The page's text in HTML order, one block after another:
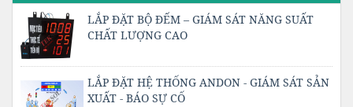
LẮP ĐẶT BỘ ĐẾM – GIÁM SÁT NĂNG SUẤT
CHẤT LƯỢNG CAO
LẮP ĐẶT HỆ THỐNG ANDON - GIÁM SÁT SẢN
XUẤT - BÁO SỰ CỐ